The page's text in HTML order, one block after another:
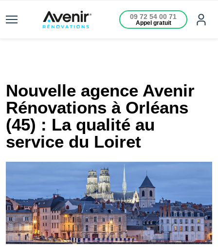
09 72 54 00 71
Appel gratuit
Nouvelle agence Avenir
Rénovations à Orléans
(45) : La qualité au
service du Loiret